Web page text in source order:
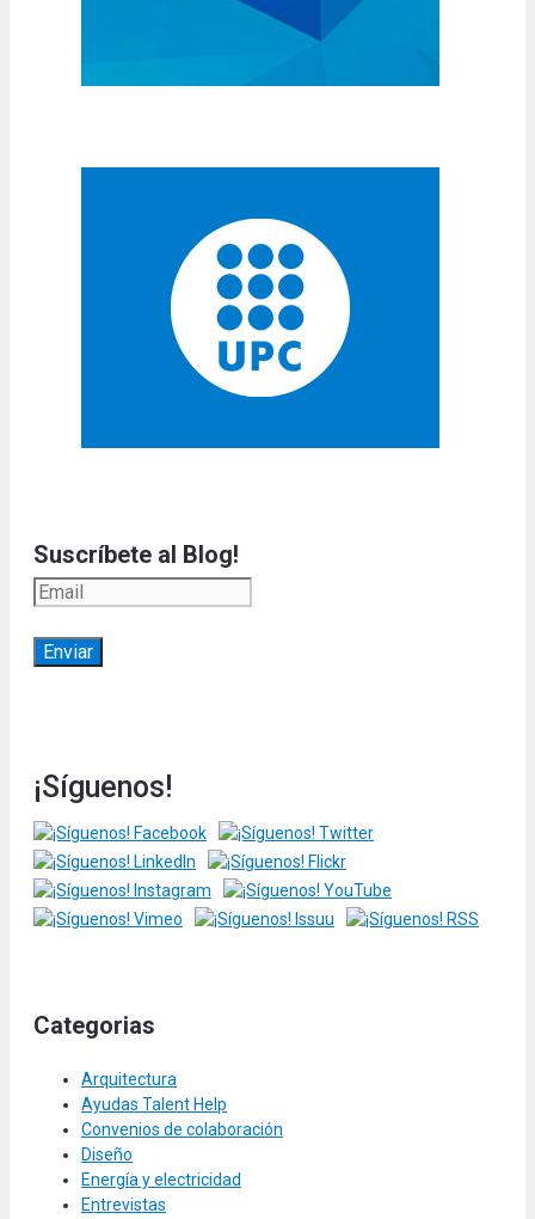
Suscríbete al Blog!
¡Síguenos!
Categorias
Arquitectura
Ayudas Talent Help
Convenios de colaboración
Diseño
Energía y electricidad
Entrevistas